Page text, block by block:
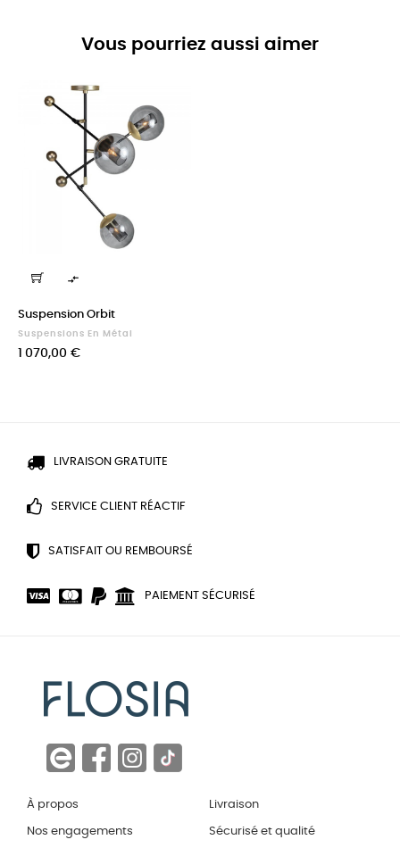
Vous pourriez aussi aimer

Suspension Orbit
Suspensions En Métal
Prix
1 070,00 €
LIVRAISON GRATUITE
SERVICE CLIENT RÉACTIF
SATISFAIT OU REMBOURSÉ
PAIEMENT SÉCURISÉ
À propos
Nos engagements
Livraison
Sécurisé et qualité